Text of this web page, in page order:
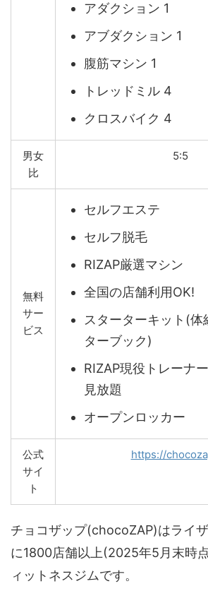
アダクション 1
アブダクション 1
腹筋マシン 1
トレッドミル 4
クロスバイク 4
男女
比
5:5
無料
サー
ビス
セルフエステ
セルフ脱毛
RIZAP厳選マシン
全国の店舗利用OK!
スターターキット(体
ターブック)
RIZAP現役トレーナ
見放題
オープンロッカー
公式
サイ
ト
https://
チョコザップ(chocoZAP)はライ
に1800店舗以上(2025年5月末時
ィットネスジムです。